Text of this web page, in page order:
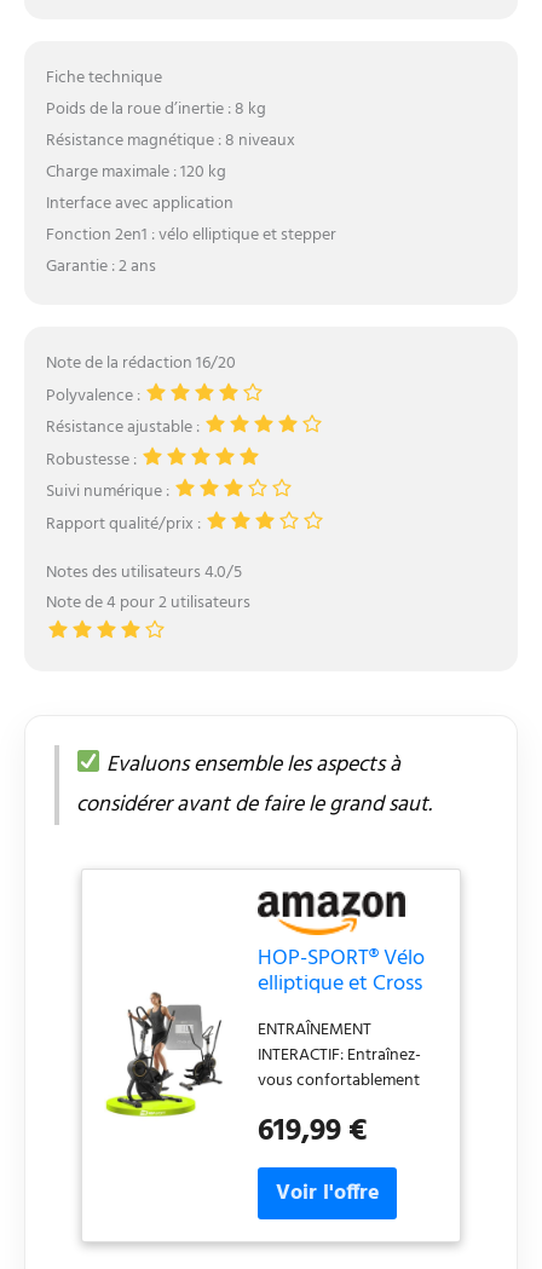
Fiche technique
Poids de la roue d’inertie : 8 kg
Résistance magnétique : 8 niveaux
Charge maximale : 120 kg
Interface avec application
Fonction 2en1 : vélo elliptique et stepper
Garantie : 2 ans
Note de la rédaction 16/20
Polyvalence :
Résistance ajustable :
Robustesse :
Suivi numérique :
Rapport qualité/prix :
Notes des utilisateurs 4.0/5
Note de 4 pour 2 utilisateurs
Evaluons ensemble les aspects à
considérer avant de faire le grand saut.
HOP-SPORT® Vélo
elliptique et Cross
450B Dynamic,
Roue d'inertie de
8kg, Résistance
Magnétique à 8
Niveaux, Grimpeur
pour la Maison,
Ordinateur et App,
Charge Max. 120kg,
Noir/Doré
ENTRAÎNEMENT
INTERACTIF: Entraînez-
vous confortablement
fitness pour
domicile grâce à
l'ordinateur
619,99 €